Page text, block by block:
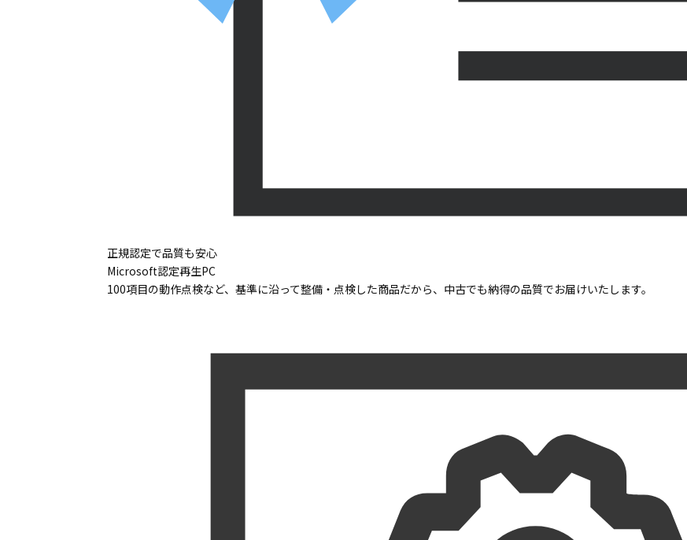
正規認定で品質も安心
Microsoft認定再生PC
100項目の動作点検など、基準に沿って整備・点検した商品だから、中古でも納得の品質でお届けいたします。